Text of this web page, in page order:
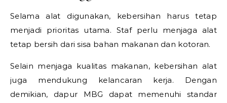
Selama alat digunakan, kebersihan harus tetap
menjadi prioritas utama. Staf perlu menjaga alat
tetap bersih dari sisa bahan makanan dan kotoran.
Selain menjaga kualitas makanan, kebersihan alat
juga mendukung kelancaran kerja. Dengan
demikian, dapur MBG dapat memenuhi standar